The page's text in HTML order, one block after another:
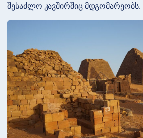
შესაძლო კავშირშიც მდგომარეობს.